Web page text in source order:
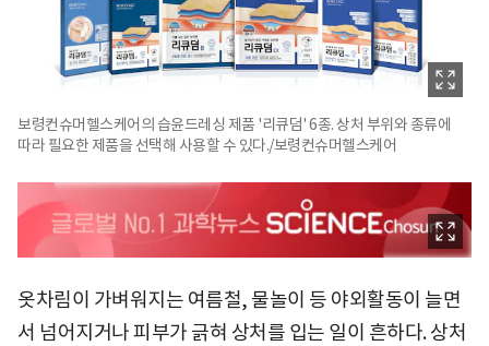
보령컨슈머헬스케어의 습윤드레싱 제품 '리큐덤' 6종. 상처 부위와 종류에
따라 필요한 제품을 선택해 사용할 수 있다./보령컨슈머헬스케어
옷차림이 가벼워지는 여름철, 물놀이 등 야외활동이 늘면
서 넘어지거나 피부가 긁혀 상처를 입는 일이 흔하다. 상처